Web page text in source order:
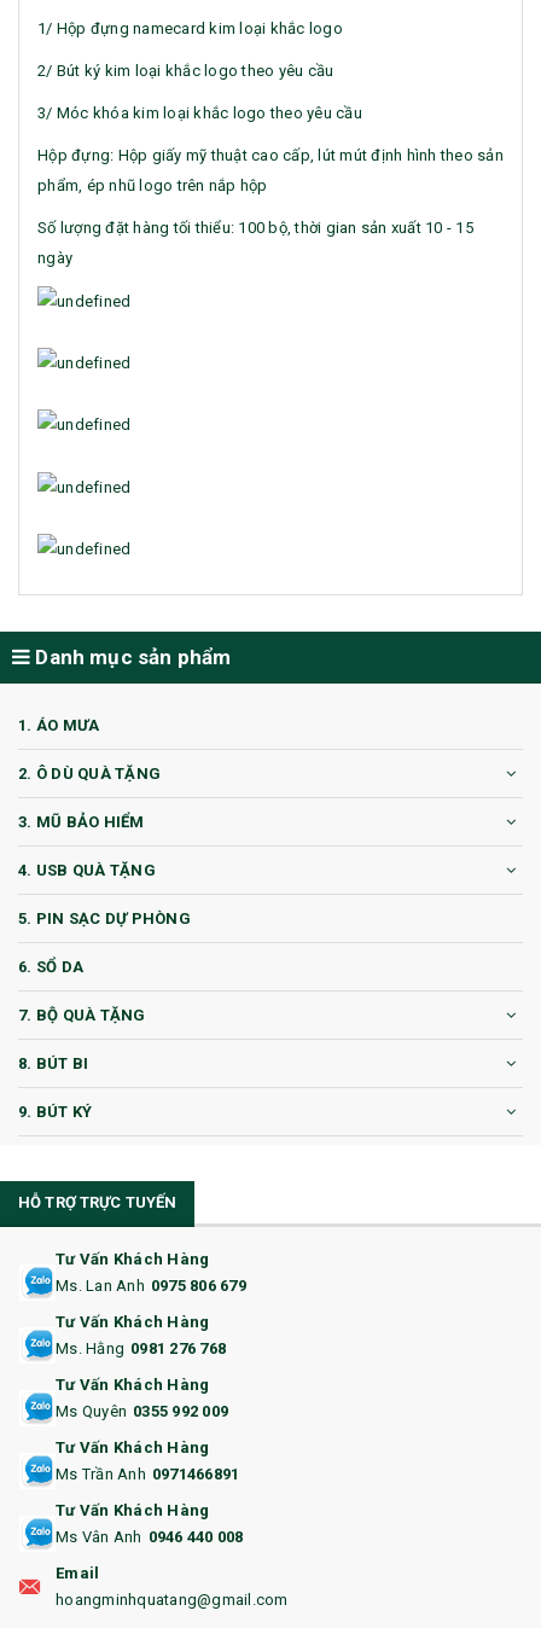
1/ Hộp đựng namecard kim loại khắc logo
2/ Bút ký kim loại khắc logo theo yêu cầu
3/ Móc khóa kim loại khắc logo theo yêu cầu
Hộp đựng: Hộp giấy mỹ thuật cao cấp, lút mút định hình theo sản
phẩm, ép nhũ logo trên nắp hộp
Số lượng đặt hàng tối thiểu: 100 bộ, thời gian sản xuất 10 - 15
ngày
Danh mục sản phẩm
1. ÁO MƯA
2. Ô DÙ QUÀ TẶNG
3. MŨ BẢO HIỂM
4. USB QUÀ TẶNG
5. PIN SẠC DỰ PHÒNG
6. SỔ DA
7. BỘ QUÀ TẶNG
8. BÚT BI
9. BÚT KÝ
11. CỐC/BÌNH GIỮ NHIỆT
12. BÌNH NƯỚC
13. QUÀ TẶNG CAO CẤP
14. HỘP/VÍ ĐỰNG NAMECARD
15. BỘ BẤM MÓNG
16. BAO HỘ CHIẾU
18. ẤM CHÉN QUÀ TẶNG
19. ĐỒNG HỒ TREO TƯỜNG
HỖ TRỢ TRỰC TUYẾN
Tư Vấn Khách Hàng
Ms. Lan Anh 0975 806 679
Tư Vấn Khách Hàng
Ms. Hằng 0981 276 768
Tư Vấn Khách Hàng
Ms Quyên 0355 992 009
Tư Vấn Khách Hàng
Ms Trần Anh 0971466891
Tư Vấn Khách Hàng
Ms Vân Anh 0946 440 008
Email
hoangminhquatang@gmail.com